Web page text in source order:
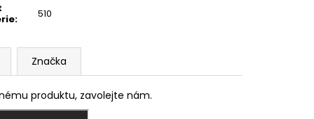
: 510
Značka
produktu, zavolejte nám.